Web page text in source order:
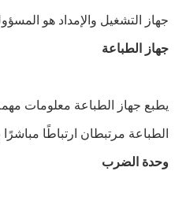
جهاز التشغيل والإمداد هو
جهاز الطباعة
يطبع جهاز الطباعة معلومات
الطباعة مرتبطان ارتباطًا
وحدة الضرب